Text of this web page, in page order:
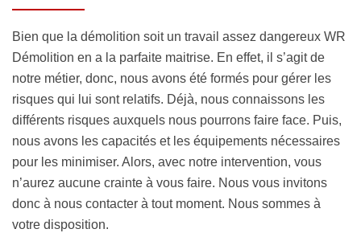
Bien que la démolition soit un travail assez dangereux WR
Démolition en a la parfaite maitrise. En effet, il s’agit de
notre métier, donc, nous avons été formés pour gérer les
risques qui lui sont relatifs. Déjà, nous connaissons les
différents risques auxquels nous pourrons faire face. Puis,
nous avons les capacités et les équipements nécessaires
pour les minimiser. Alors, avec notre intervention, vous
n’aurez aucune crainte à vous faire. Nous vous invitons
donc à nous contacter à tout moment. Nous sommes à
votre disposition.